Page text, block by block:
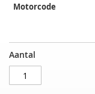
Motorcode
Katalysator
VW
Golf
OP
VOORRAAD
Aantal